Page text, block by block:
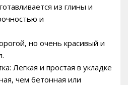
из глины и
и
но очень красивый и
Легкая и простая в укладке
чем бетонная или